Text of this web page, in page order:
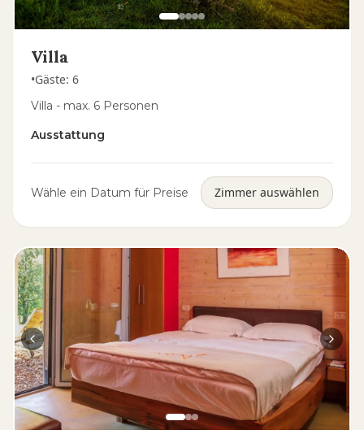
Villa
•Gäste: 6
Villa - max. 6 Personen
Ausstattung
Wähle ein Datum für Preise Zimmer auswählen